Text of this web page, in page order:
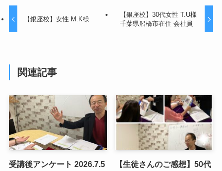
【銀座校】女性 M.K様
【銀座校】30代女性 T.U様
千葉県船橋市在住 会社員
関連記事
受講後アンケート 2026.7.5
【生徒さんのご感想】50代